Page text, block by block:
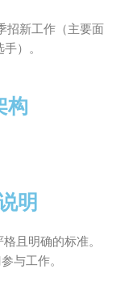
新工作（主要面
）。
构
明
且明确的标准。
与工作。